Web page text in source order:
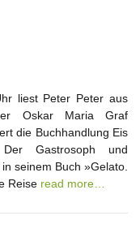
liest Peter Peter aus
Oskar Maria Graf
die Buchhandlung Eis
Gastrosoph und
seinem Buch »Gelato.
Reise read more…